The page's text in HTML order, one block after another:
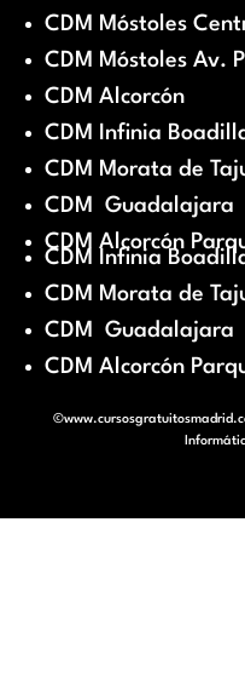
CDM Móstoles
CDM Móstoles Av.
CDM Alcorcón
CDM Infinia
CDM Morata de
CDM Guadalajara
CDM Alcorcón
CDM Infinia
CDM Morata de
CDM Guadalajara
CDM Alcorcón